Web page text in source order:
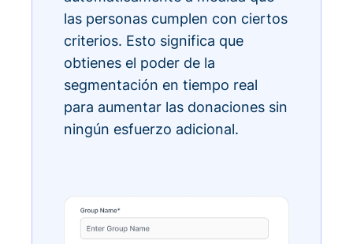
las personas cumplen con ciertos
criterios. Esto significa que
obtienes el poder de la
segmentación en tiempo real
para aumentar las donaciones sin
ningún esfuerzo adicional.